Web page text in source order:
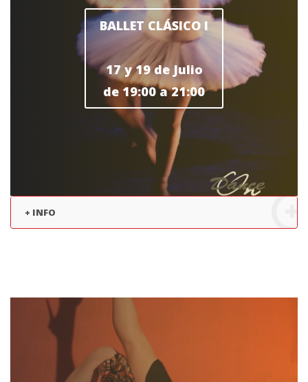
BALLET CLÁSICO I
17 y 19 de Julio
de 19:00 a 21:00
+ INFO